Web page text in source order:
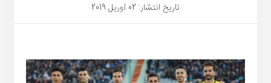
تاریخ انتشار: 02 آوریل 2019